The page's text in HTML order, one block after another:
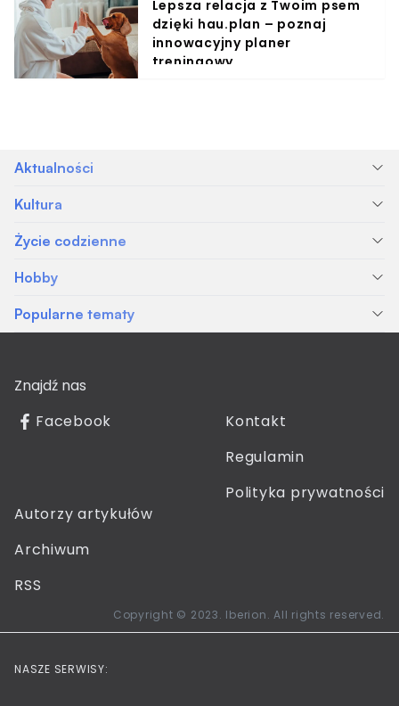
Lepsza relacja z Twoim psem
dzięki hau.plan – poznaj
innowacyjny planer
treningowy
Aktualności
Kultura
Życie codzienne
Hobby
Popularne tematy
Znajdź nas
Facebook
Kontakt
Regulamin
Polityka prywatności
Autorzy artykułów
Archiwum
RSS
Copyright © 2023. Iberion. All rights reserved.
NASZE SERWISY: